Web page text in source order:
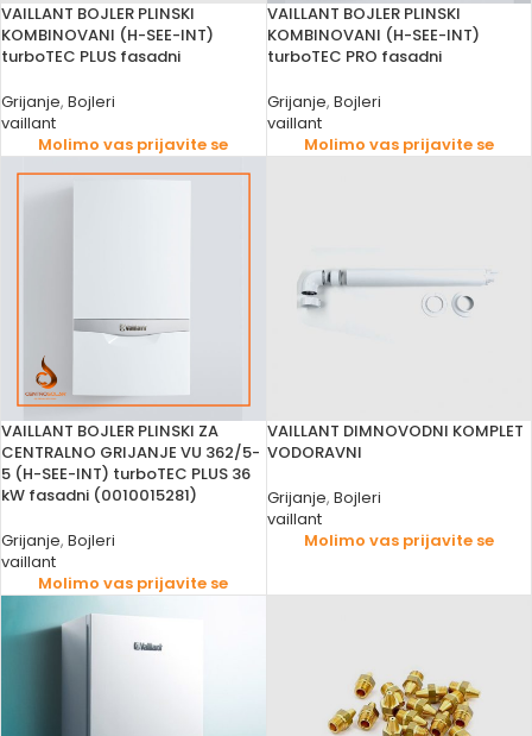
VAILLANT BOJLER PLINSKI
KOMBINOVANI (H-SEE-INT)
turboTEC PLUS fasadni
Grijanje, Bojleri
vaillant
Molimo vas prijavite se
VAILLANT BOJLER PLINSKI
KOMBINOVANI (H-SEE-INT)
turboTEC PRO fasadni
Grijanje, Bojleri
vaillant
Molimo vas prijavite se
VAILLANT BOJLER PLINSKI ZA
CENTRALNO GRIJANJE VU 362/5-
5 (H-SEE-INT) turboTEC PLUS 36
kW fasadni (0010015281)
Grijanje, Bojleri
vaillant
Molimo vas prijavite se
VAILLANT DIMNOVODNI KOMPLET
VODORAVNI
Grijanje, Bojleri
vaillant
Molimo vas prijavite se